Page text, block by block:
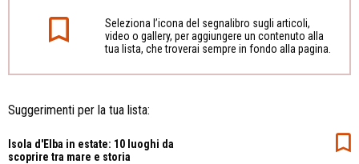
Seleziona l’icona del segnalibro sugli articoli,
video o gallery, per aggiungere un contenuto alla
tua lista, che troverai sempre in fondo alla pagina.
Suggerimenti per la tua lista:
Isola d'Elba in estate: 10 luoghi da
scoprire tra mare e storia